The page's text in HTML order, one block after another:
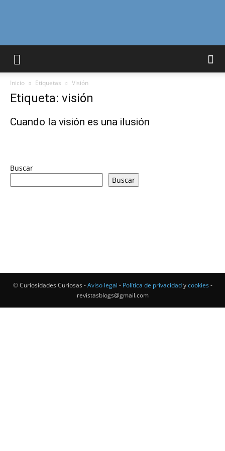
Curiosidades
Inicio Etiquetas Visión
Etiqueta: visión
Cuando la visión es una ilusión
Buscar
Buscar
© Curiosidades Curiosas -Aviso legal - Política de privacidadycookies -
revistasblogs@gmail.com